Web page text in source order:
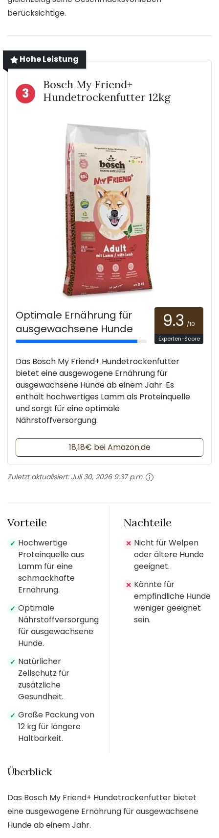
berücksichtige.
Hohe Leistung
3
Bosch My Friend+
Hundetrockenfutter 12kg
Optimale Ernährung für
ausgewachsene Hunde
9.3 /10
Experten-Score
Das Bosch My Friend+ Hundetrockenfutter
bietet eine ausgewogene Ernährung für
ausgewachsene Hunde ab einem Jahr. Es
enthält hochwertiges Lamm als Proteinquelle
und sorgt für eine optimale
Nährstoffversorgung.
18,18€ bei Amazon.de
Zuletzt aktualisiert: Juli 30, 2026 9:37 p.m.
Vorteile
✓ Hochwertige
Proteinquelle aus
Lamm für eine
schmackhafte
Ernährung.
✓ Optimale
Nährstoffversorgung
für ausgewachsene
Hunde.
✓ Natürlicher
Zellschutz für
zusätzliche
Gesundheit.
✓ Große Packung von
12 kg für längere
Haltbarkeit.
Nachteile
✕ Nicht für Welpen
oder ältere Hunde
geeignet.
✕ Könnte für
empfindliche Hunde
weniger geeignet
sein.
Überblick
Das Bosch My Friend+ Hundetrockenfutter bietet
eine ausgewogene Ernährung für ausgewachsene
Hunde ab einem Jahr.